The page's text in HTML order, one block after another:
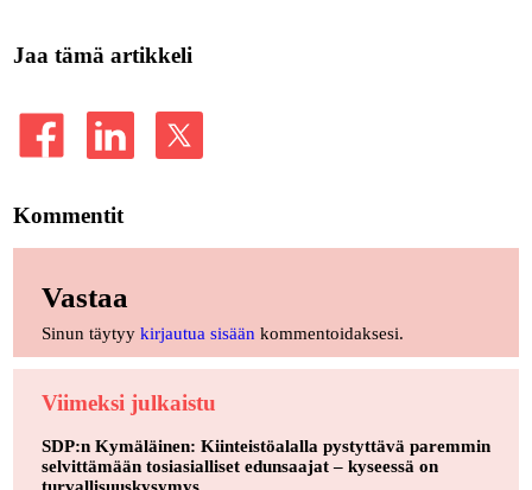
Jaa tämä artikkeli
Kommentit
Vastaa
Sinun täytyy kirjautua sisään kommentoidaksesi.
Viimeksi julkaistu
SDP:n Kymäläinen: Kiinteistöalalla pystyttävä paremmin
selvittämään tosiasialliset edunsaajat – kyseessä on